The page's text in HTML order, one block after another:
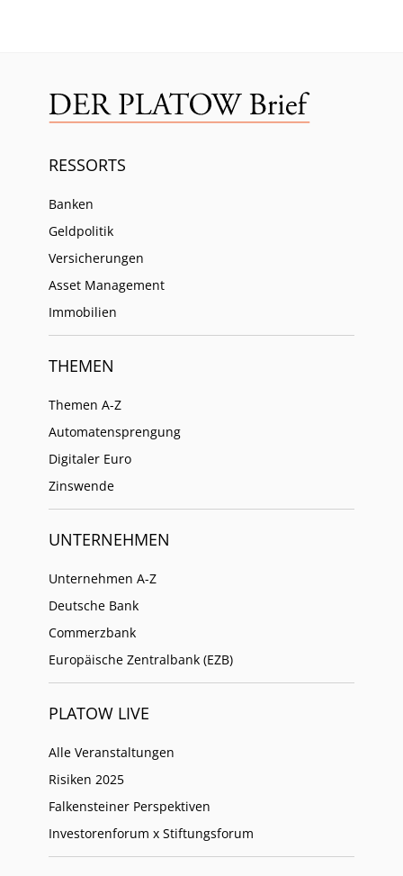
RESSORTS
Banken
Geldpolitik
Versicherungen
Asset Management
Immobilien
THEMEN
Themen A-Z
Automatensprengung
Digitaler Euro
Zinswende
UNTERNEHMEN
Unternehmen A-Z
Deutsche Bank
Commerzbank
Europäische Zentralbank (EZB)
PLATOW LIVE
Alle Veranstaltungen
Risiken 2025
Falkensteiner Perspektiven
Investorenforum x Stiftungsforum